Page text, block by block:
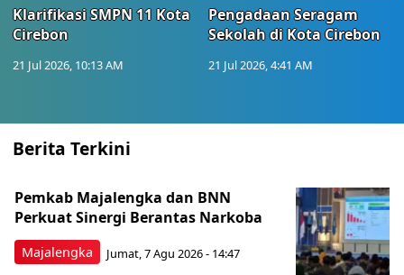
Klarifikasi SMPN 11 Kota
Cirebon
21 Jul 2026, 10:13 AM
Pengadaan Seragam
Sekolah di Kota Cirebon
21 Jul 2026, 4:41 AM
Berita Terkini
Majalengka
Pemkab Majalengka dan BNN
Perkuat Sinergi Berantas Narkoba
Jumat, 7 Agu 2026 - 14:47